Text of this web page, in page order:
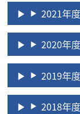
2021年度
2020年度
2019年度
2018年度